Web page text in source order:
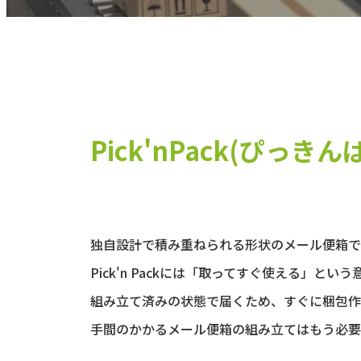
Pick'nPack(ぴっきん
独自設計で積み重ねられる形状のメール便箱
Pick'n Packには「取ってすぐ使える」という
組み立て済みの状態で届くため、すぐに梱包
手間のかかるメール便箱の組み立てはもう必